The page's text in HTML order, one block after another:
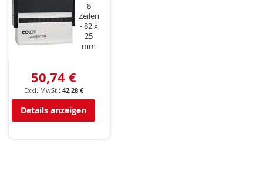
8
Zeilen
82 x
25
mm
50,74 €
42,28 €
Details anzeigen